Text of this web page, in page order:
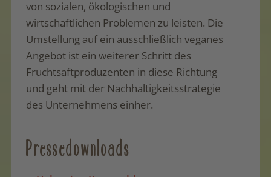
von sozialen, ökologischen und
wirtschaftlichen Problemen zu leisten. Die
Umstellung auf ein ausschließlich veganes
Angebot ist ein weiterer Schritt des
Fruchtsaftproduzenten in diese Richtung
und geht mit der Nachhaltigkeitsstrategie
des Unternehmens einher.
Pressedownloads